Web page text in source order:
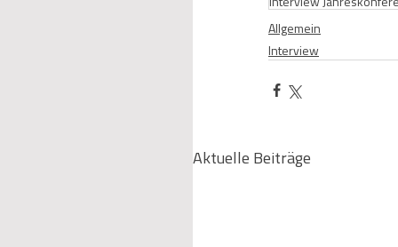
Allgemein
Interview
Aktuelle Beiträge